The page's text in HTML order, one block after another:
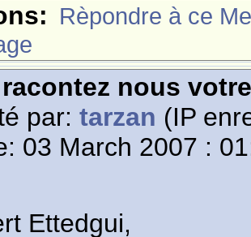
Rèpondre à ce
nous
par:tarzan (IP
03 March 2007 :
Ettedgui,